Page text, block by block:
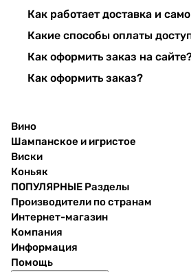
Как работает доставка и
Какие способы оплаты
Как оформить заказ на
Как оформить заказ?
Вино
Шампанское и игристое
Виски
Коньяк
ПОПУЛЯРНЫЕ Разделы
Производители по странам
Интернет-магазин
Компания
Информация
Помощь